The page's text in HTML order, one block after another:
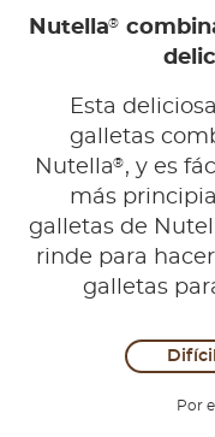
Nutella®
Esta
galletas
Nutella®, y es
más
galletas de
rinde para
galletas
Difícil
Por